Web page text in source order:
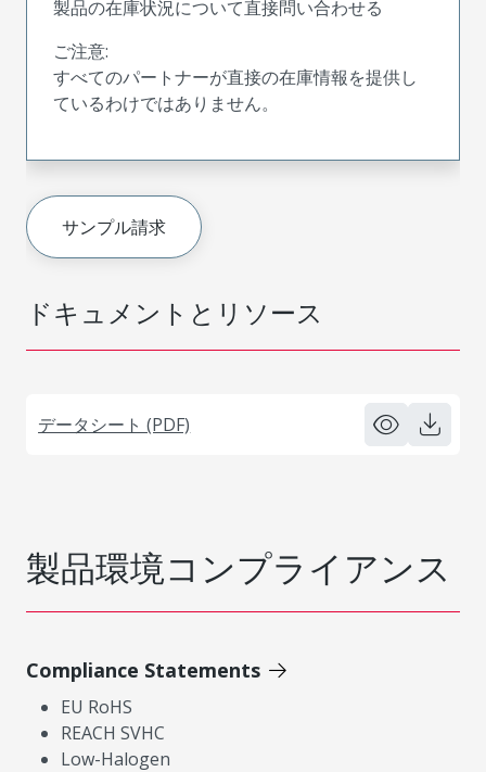
ドキュメントとリソース
データシート (PDF)
製品の在庫状況について直接問い合わせる
ご注意:
すべてのパートナーが直接の在庫情報を提供し
ているわけではありません。
サンプル請求
製品環境コンプライアンス
Compliance Statements
EU RoHS
REACH SVHC
Low-Halogen